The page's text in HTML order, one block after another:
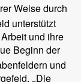
Weise durch
unterstützt
und ihre
Beginn der
und
Die